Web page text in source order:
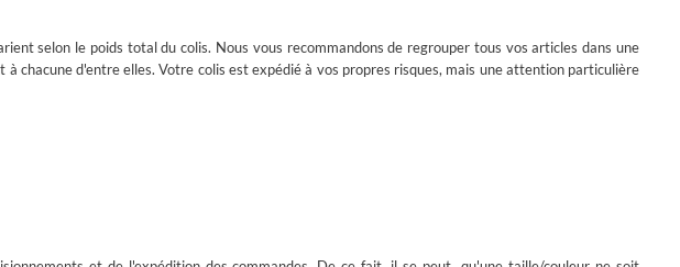
selon le poids total du colis. Nous vous recommandons de regrouper tous vos articles dans une
chacune d'entre elles. Votre colis est expédié à vos propres risques, mais une attention particulière